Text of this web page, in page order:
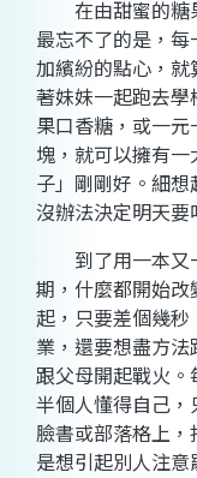
在由甜蜜的糖
最忘不了的是，
加繽紛的點心，
著妹妹一起跑去
果口香糖，或一
塊，就可以擁有
子」剛剛好。細
沒辦法決定明天要
到了用一本又
期，什麼都開始
起，只要差個幾
業，還要想盡方
跟父母開起戰火
半個人懂得自己
臉書或部落格上
是想引起別人注意